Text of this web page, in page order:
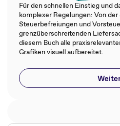
Für den schnellen Einstieg und
komplexer Regelungen: Von
Steuerbefreiungen und
grenzüberschreitenden
diesem Buch alle
Grafiken visuell aufbereitet.